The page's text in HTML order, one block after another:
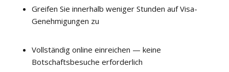
Greifen Sie innerhalb weniger Stunden auf Visa-
Genehmigungen zu
Vollständig online einreichen — keine
Botschaftsbesuche erforderlich